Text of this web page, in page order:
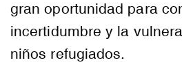
gran oportunidad para
incertidumbre y la
niños refugiados.